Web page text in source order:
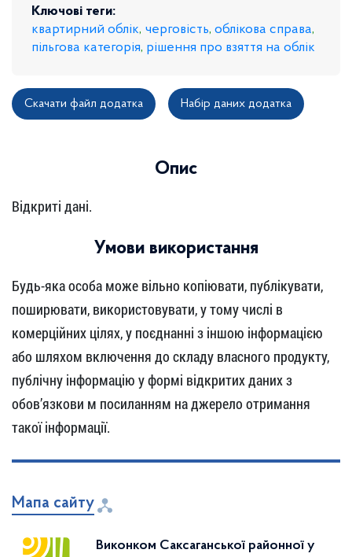
Ключові теги:
квартирний облік, черговість, облікова справа,
пільгова категорія, рішення про взяття на облік
Скачати файл додатка Набір даних додатка
Опис
Відкриті дані.
Умови використання
Будь-яка особа може вільно копіювати, публікувати,
поширювати, використовувати, у тому числі в
комерційних цілях, у поєднанні з іншою інформацією
або шляхом включення до складу власного продукту,
публічну інформацію у формі відкритих даних з
обов’язкови м посиланням на джерело отримання
такої інформації.
Мапа сайту
Виконком Саксаганської районної у